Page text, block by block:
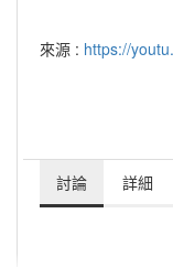
來源 : https://
討論 詳細